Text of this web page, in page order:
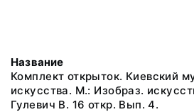
Название
Комплект открыток. Киевский
искусства. М.: Изобраз.
Гулевич В. 16 откр. Вып. 4.